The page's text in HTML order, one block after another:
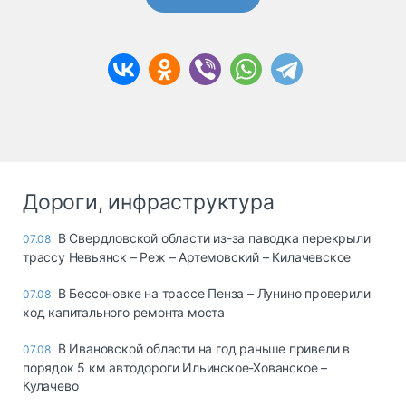
Дороги, инфраструктура
07.08 В Свердловской области из-за паводка перекрыли
трассу Невьянск – Реж – Артемовский – Килачевское
07.08 В Бессоновке на трассе Пенза – Лунино проверили
ход капитального ремонта моста
07.08 В Ивановской области на год раньше привели в
порядок 5 км автодороги Ильинское-Хованское –
Кулачево